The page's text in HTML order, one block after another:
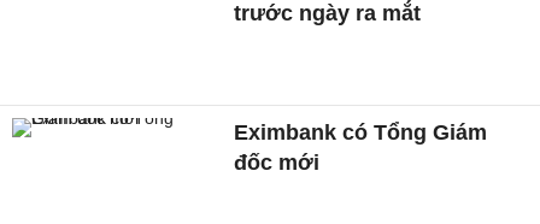
trước ngày ra mắt
Eximbank có Tổng Giám
đốc mới